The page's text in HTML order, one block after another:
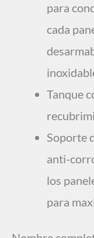
para
cada
Tanque
Soporte
anti-
los
para